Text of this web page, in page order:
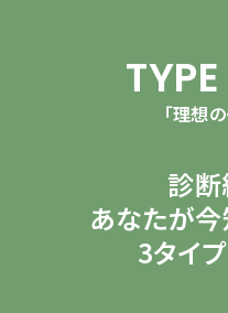
「理想
診断
あなたが
3タイ